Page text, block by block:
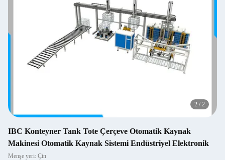
2 / 2
IBC Konteyner Tank Tote Çerçeve Otomatik Kaynak
Makinesi Otomatik Kaynak Sistemi Endüstriyel Elektronik
Menşe yeri: Çin